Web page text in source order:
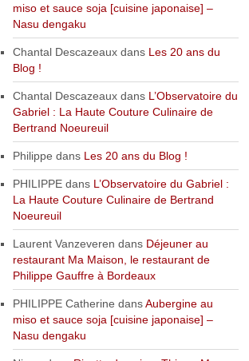
miso et sauce soja [cuisine japonaise] –
Nasu dengaku
Chantal Descazeauxdans Les 20 ans du
Blog !
Chantal Descazeauxdans L’Observatoire du
Gabriel : La Haute Couture Culinaire de
Bertrand Noeureuil
Philippe dans Les 20 ans du Blog !
PHILIPPEdans L’Observatoire du Gabriel :
La Haute Couture Culinaire de Bertrand
Noeureuil
Laurent Vanzeveren dans Déjeuner au
restaurant Ma Maison, le restaurant de
Philippe Gauffre à Bordeaux
PHILIPPE Catherine dansAubergine au
miso et sauce soja [cuisine japonaise] –
Nasu dengaku